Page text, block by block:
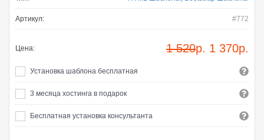
Артикул: #772
Цена: 1 520р. 1 370р.
Установка шаблона бесплатная
3 месяца хостинга в подарок
Бесплатная установка консультанта